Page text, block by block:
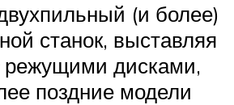
(и более)
станок, выставляя
режущими дисками,
поздние модели